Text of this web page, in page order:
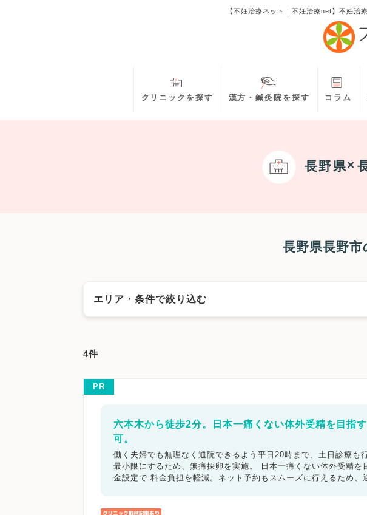
【不妊治療ネット｜不妊治療net】不妊治
クリニックを探す 漢方・鍼灸院を探す コラム
長野県
長野県長野
エリア・条件で絞り込む
茅野市
キーワードで絞る
不妊カウンセリング ブライダルチェック 不妊検査
顕微授精
先進医療 男性不妊/無精子症 ED治療
4件
PR
六本木から徒歩2分。日本一痛くない体外受精を目指
可。
働く夫婦でも無理なく通院できるよう平日20時まで、土日診療も
最小限にするため、無痛採卵を実施。 日本一痛くない体外受精
金設定で 料金負担を軽減。ネット予約もスムーズに行えるため、